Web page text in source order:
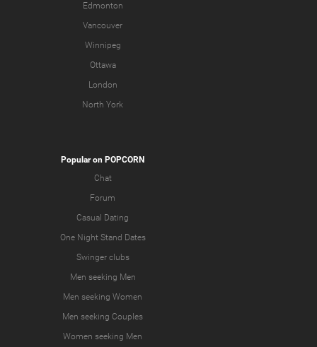
Edmonton
Vancouver
Winnipeg
Ottawa
London
North York
Popular on POPCORN
Chat
Forum
Casual Dating
One Night Stand Dates
Swinger clubs
Men seeking Men
Men seeking Women
Men seeking Couples
Women seeking Men